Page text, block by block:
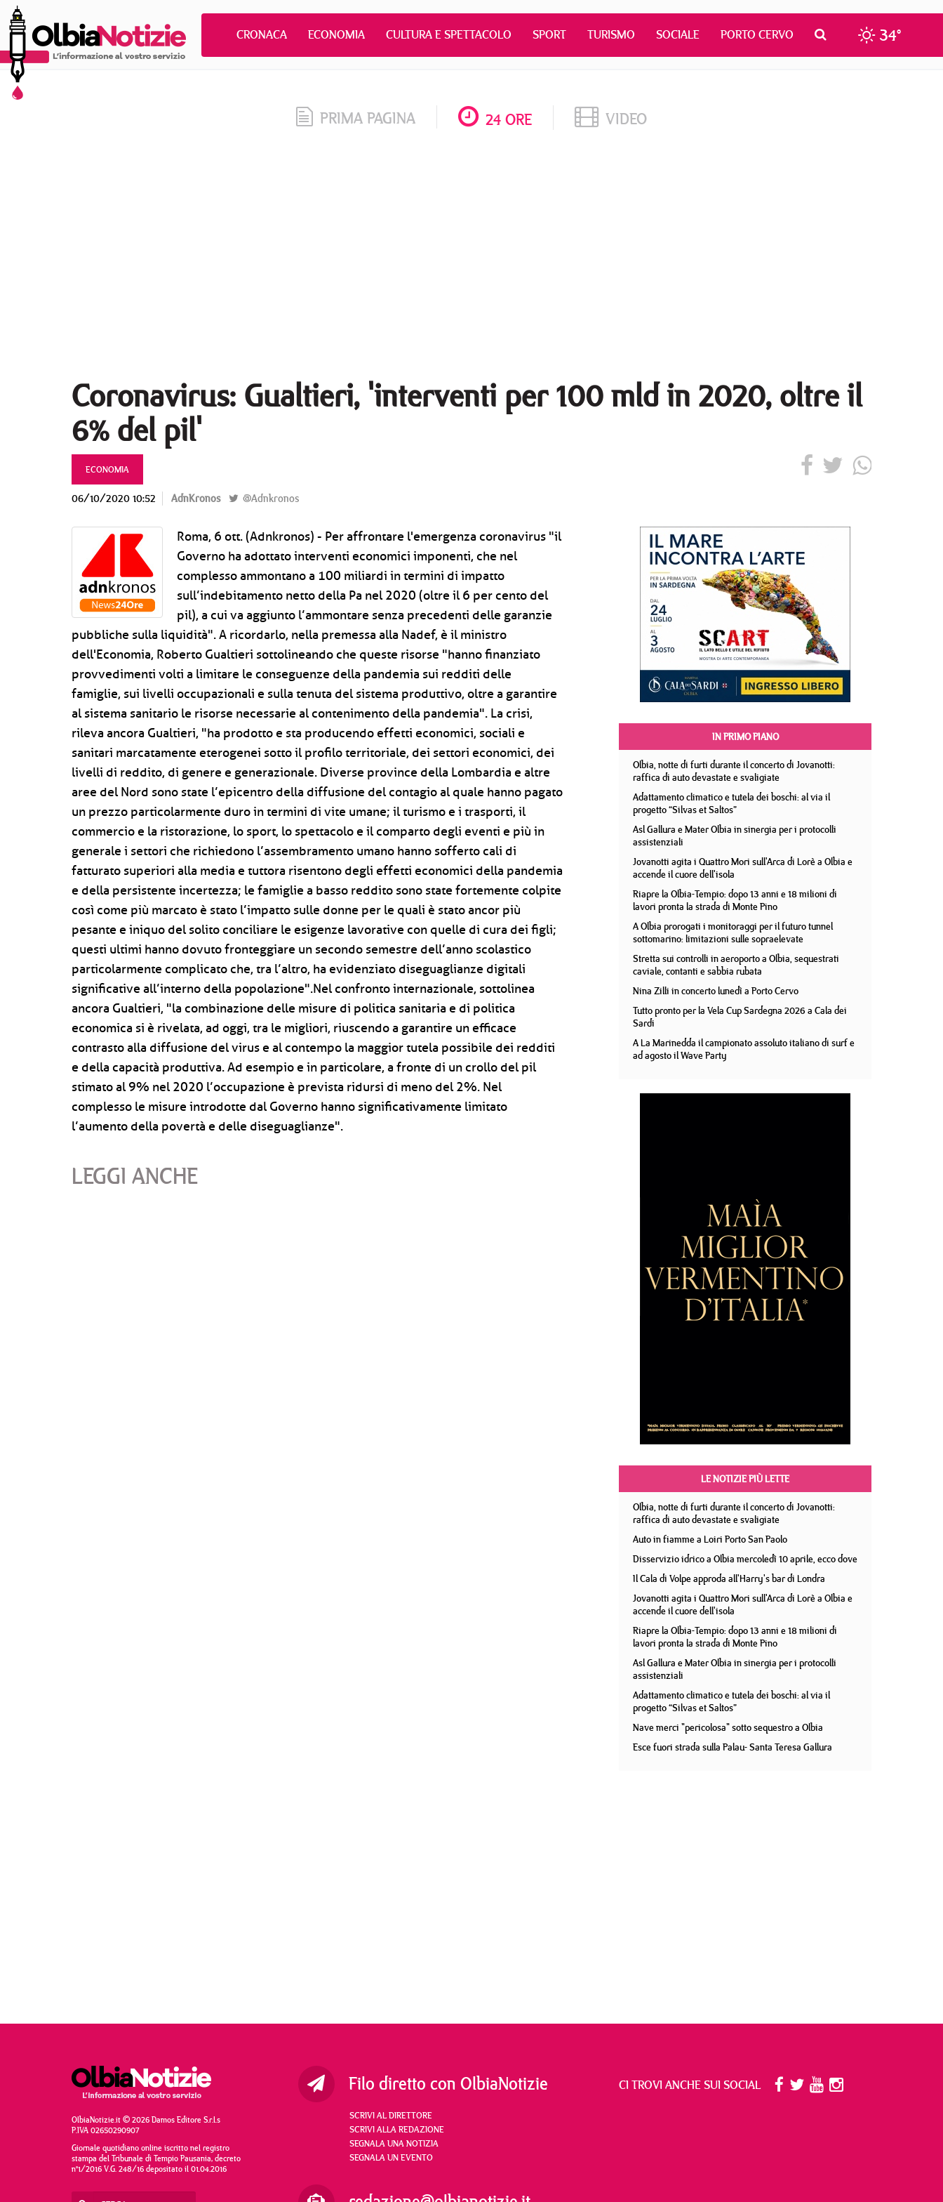
CRONACA ECONOMIA CULTURA E SPETTACOLO SPORT TURISMO SOCIALE PORTO CERVO 34°
PRIMA PAGINA 24 ORE VIDEO
Coronavirus: Gualtieri, 'interventi per 100 mld in 2020, oltre il
6% del pil'
ECONOMIA
06/10/2020 10:52 AdnKronos @Adnkronos
Roma, 6 ott. (Adnkronos) - Per affrontare l'emergenza coronavirus "il
Governo ha adottato interventi economici imponenti, che nel
complesso ammontano a 100 miliardi in termini di impatto
sull’indebitamento netto della Pa nel 2020 (oltre il 6 per cento del
pil), a cui va aggiunto l’ammontare senza precedenti delle garanzie
pubbliche sulla liquidità". A ricordarlo, nella premessa alla Nadef, è il ministro
dell'Economia, Roberto Gualtieri sottolineando che queste risorse "hanno finanziato
provvedimenti volti a limitare le conseguenze della pandemia sui redditi delle
famiglie, sui livelli occupazionali e sulla tenuta del sistema produttivo, oltre a garantire
al sistema sanitario le risorse necessarie al contenimento della pandemia". La crisi,
rileva ancora Gualtieri, "ha prodotto e sta producendo effetti economici, sociali e
sanitari marcatamente eterogenei sotto il profilo territoriale, dei settori economici, dei
livelli di reddito, di genere e generazionale. Diverse province della Lombardia e altre
aree del Nord sono state l’epicentro della diffusione del contagio al quale hanno pagato
un prezzo particolarmente duro in termini di vite umane; il turismo e i trasporti, il
commercio e la ristorazione, lo sport, lo spettacolo e il comparto degli eventi e più in
generale i settori che richiedono l’assembramento umano hanno sofferto cali di
fatturato superiori alla media e tuttora risentono degli effetti economici della pandemia
e della persistente incertezza; le famiglie a basso reddito sono state fortemente colpite
così come più marcato è stato l’impatto sulle donne per le quali è stato ancor più
pesante e iniquo del solito conciliare le esigenze lavorative con quelle di cura dei figli;
questi ultimi hanno dovuto fronteggiare un secondo semestre dell’anno scolastico
particolarmente complicato che, tra l’altro, ha evidenziato diseguaglianze digitali
significative all’interno della popolazione".Nel confronto internazionale, sottolinea
ancora Gualtieri, "la combinazione delle misure di politica sanitaria e di politica
economica si è rivelata, ad oggi, tra le migliori, riuscendo a garantire un efficace
contrasto alla diffusione del virus e al contempo la maggior tutela possibile dei redditi
e della capacità produttiva. Ad esempio e in particolare, a fronte di un crollo del pil
stimato al 9% nel 2020 l’occupazione è prevista ridursi di meno del 2%. Nel
complesso le misure introdotte dal Governo hanno significativamente limitato
l’aumento della povertà e delle diseguaglianze".
LEGGI ANCHE
IN PRIMO PIANO
Olbia, notte di furti durante il concerto di Jovanotti:
raffica di auto devastate e svaligiate
Adattamento climatico e tutela dei boschi: al via il
progetto “Silvas et Saltos”
Asl Gallura e Mater Olbia in sinergia per i protocolli
assistenziali
Jovanotti agita i Quattro Mori sull'Arca di Lorè a Olbia e
accende il cuore dell'isola
Riapre la Olbia-Tempio: dopo 13 anni e 18 milioni di
lavori pronta la strada di Monte Pino
A Olbia prorogati i monitoraggi per il futuro tunnel
sottomarino: limitazioni sulle sopraelevate
Stretta sui controlli in aeroporto a Olbia, sequestrati
caviale, contanti e sabbia rubata
Nina Zilli in concerto lunedì a Porto Cervo
Tutto pronto per la Vela Cup Sardegna 2026 a Cala dei
Sardi
A La Marinedda il campionato assoluto italiano di surf e
ad agosto il Wave Party
LE NOTIZIE PIÙ LETTE
Olbia, notte di furti durante il concerto di Jovanotti:
raffica di auto devastate e svaligiate
Auto in fiamme a Loiri Porto San Paolo
Disservizio idrico a Olbia mercoledì 10 aprile, ecco dove
Il Cala di Volpe approda all'Harry's bar di Londra
Jovanotti agita i Quattro Mori sull'Arca di Lorè a Olbia e
accende il cuore dell'isola
Riapre la Olbia-Tempio: dopo 13 anni e 18 milioni di
lavori pronta la strada di Monte Pino
Asl Gallura e Mater Olbia in sinergia per i protocolli
assistenziali
Adattamento climatico e tutela dei boschi: al via il
progetto “Silvas et Saltos”
Nave merci "pericolosa" sotto sequestro a Olbia
Esce fuori strada sulla Palau- Santa Teresa Gallura
OlbiaNotizie.it © 2026 Damos Editore S.r.l.s
P.IVA 02650290907
Giornale quotidiano online iscritto nel registro
stampa del Tribunale di Tempio Pausania, decreto
n°1/2016 V.G. 248/16 depositato il 01.04.2016
Filo diretto con OlbiaNotizie
SCRIVI AL DIRETTORE
SCRIVI ALLA REDAZIONE
SEGNALA UNA NOTIZIA
SEGNALA UN EVENTO
CI TROVI ANCHE SUI SOCIAL